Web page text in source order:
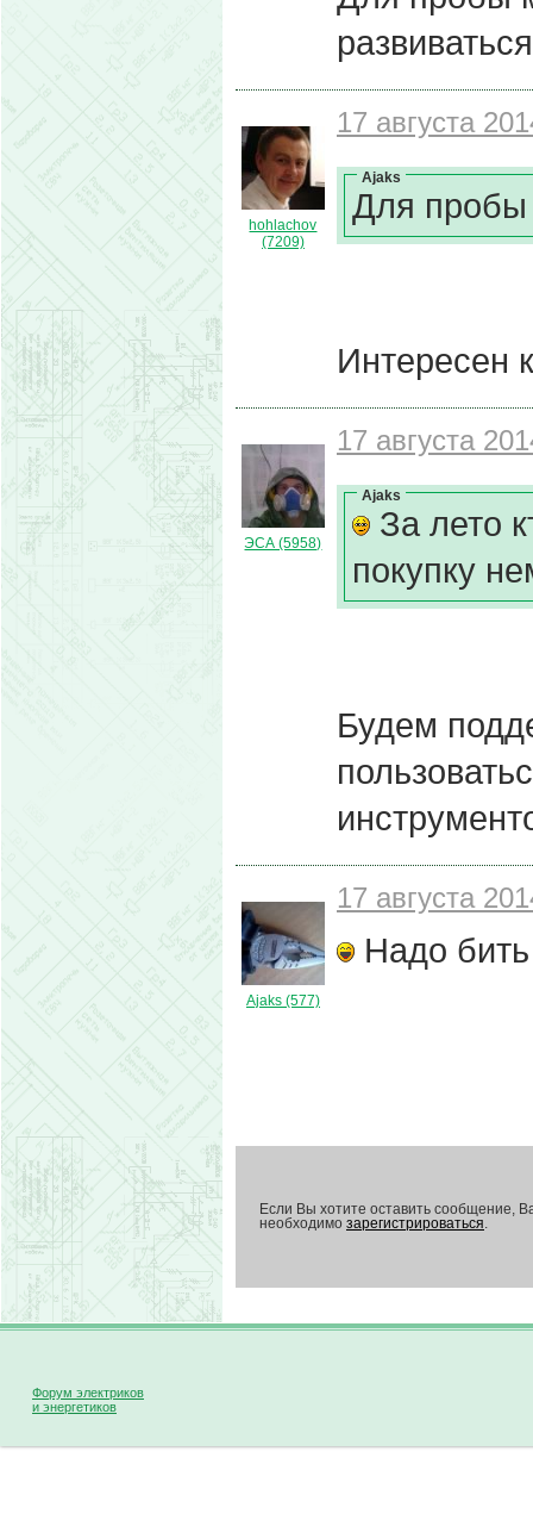
hohlachov
(7209)
17 августа
Ajaks
Для пробы
Интересен
ЭСА (5958)
17 августа
Ajaks
За лето
покупку
Будем
Ajaks (577)
17 августа
Надо
Если Вы хотите оставить сообщение,
необходимо зарегистрироваться.
Форум электриков
и энергетиков